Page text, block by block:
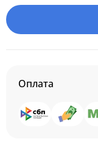
Оплата